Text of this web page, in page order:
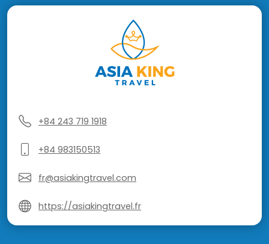
+84 243 719 1918
+84 983150513
fr@asiakingtravel.com
https://asiakingtravel.fr